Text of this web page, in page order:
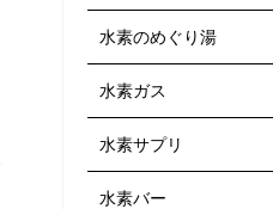
水素のめぐり湯
水素ガス
水素サプリ
水素バー